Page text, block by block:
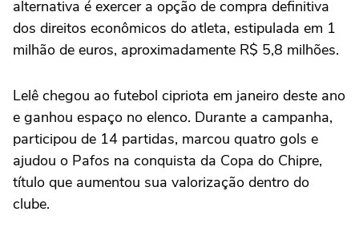
alternativa é exercer a opção de compra definitiva
dos direitos econômicos do atleta, estipulada em 1
milhão de euros, aproximadamente R$ 5,8 milhões.
Lelê chegou ao futebol cipriota em janeiro deste ano
e ganhou espaço no elenco. Durante a campanha,
participou de 14 partidas, marcou quatro gols e
ajudou o Pafos na conquista da Copa do Chipre,
título que aumentou sua valorização dentro do
clube.